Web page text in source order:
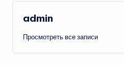
admin
Просмотреть все записи